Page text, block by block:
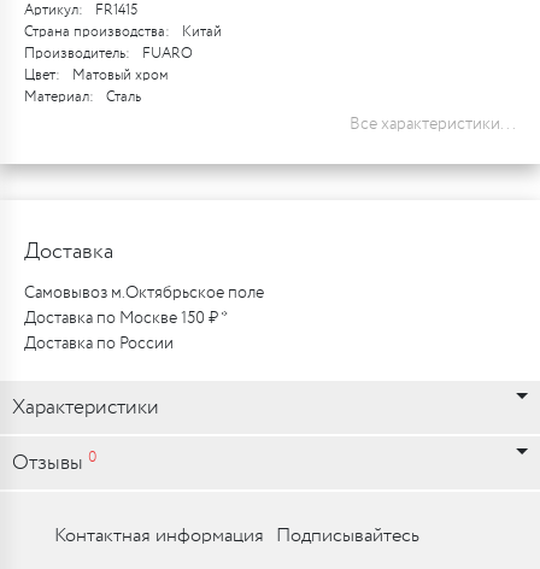
Артикул:
FR1415
Страна производства:
Китай
Производитель:
FUARO
Цвет:
Матовый хром
Материал:
Сталь
Все характеристики...
Доставка
Самовывоз м.Октябрьское поле
Доставка по Москве 150 ₽ *
Доставка по России
Характеристики
Отзывы 0
Контактная информация Подписывайтесь